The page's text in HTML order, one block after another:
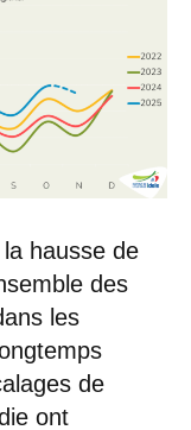
hausse de
des
les
de
ont